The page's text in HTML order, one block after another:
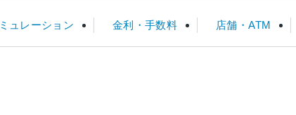
ュレーション 金利・手数料 店舗・ATM